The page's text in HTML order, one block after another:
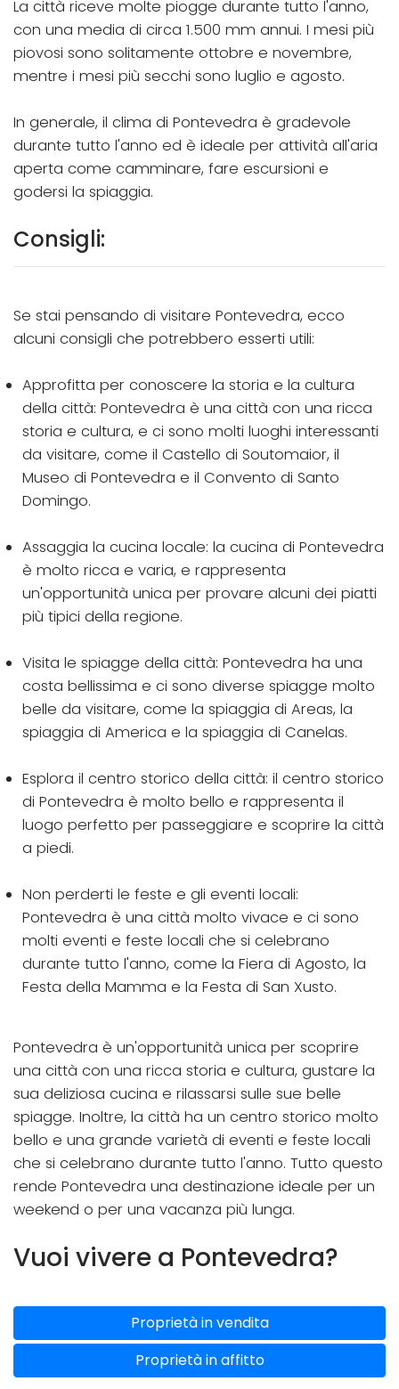
La città riceve molte piogge durante tutto l'anno,
con una media di circa 1.500 mm annui. I mesi più
piovosi sono solitamente ottobre e novembre,
mentre i mesi più secchi sono luglio e agosto.
In generale, il clima di Pontevedra è gradevole
durante tutto l'anno ed è ideale per attività all'aria
aperta come camminare, fare escursioni e
godersi la spiaggia.
Consigli:
Se stai pensando di visitare Pontevedra, ecco
alcuni consigli che potrebbero esserti utili:
Approfitta per conoscere la storia e la cultura
della città: Pontevedra è una città con una ricca
storia e cultura, e ci sono molti luoghi interessanti
da visitare, come il Castello di Soutomaior, il
Museo di Pontevedra e il Convento di Santo
Domingo.
Assaggia la cucina locale: la cucina di Pontevedra
è molto ricca e varia, e rappresenta
un'opportunità unica per provare alcuni dei piatti
più tipici della regione.
Visita le spiagge della città: Pontevedra ha una
costa bellissima e ci sono diverse spiagge molto
belle da visitare, come la spiaggia di Areas, la
spiaggia di America e la spiaggia di Canelas.
Esplora il centro storico della città: il centro storico
di Pontevedra è molto bello e rappresenta il
luogo perfetto per passeggiare e scoprire la città
a piedi.
Non perderti le feste e gli eventi locali:
Pontevedra è una città molto vivace e ci sono
molti eventi e feste locali che si celebrano
durante tutto l'anno, come la Fiera di Agosto, la
Festa della Mamma e la Festa di San Xusto.
Pontevedra è un'opportunità unica per scoprire
una città con una ricca storia e cultura, gustare la
sua deliziosa cucina e rilassarsi sulle sue belle
spiagge. Inoltre, la città ha un centro storico molto
bello e una grande varietà di eventi e feste locali
che si celebrano durante tutto l'anno. Tutto questo
rende Pontevedra una destinazione ideale per un
weekend o per una vacanza più lunga.
Vuoi vivere a Pontevedra?
Proprietà in vendita
Proprietà in affitto